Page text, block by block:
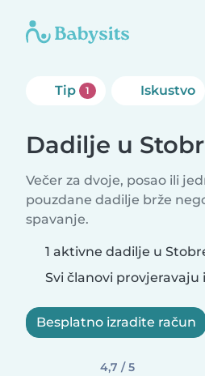
Tip 1 Iskustvo
Dadilje u
Večer za dvoje, posao ili
pouzdane dadilje brže
spavanje.
1 aktivne dadilje u
Svi članovi
Besplatno izradite račun
4,7 / 5